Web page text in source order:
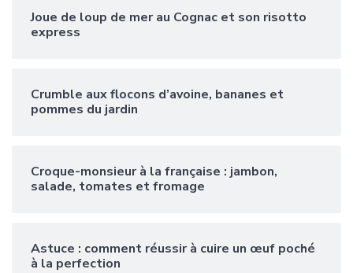
Joue de loup de mer au Cognac et son risotto
express
Crumble aux flocons d’avoine, bananes et
pommes du jardin
Croque-monsieur à la française : jambon,
salade, tomates et fromage
Astuce : comment réussir à cuire un œuf poché
à la perfection